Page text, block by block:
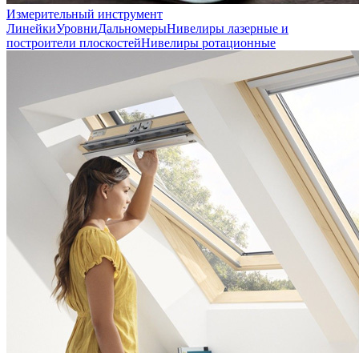
Измерительный инструмент
ЛинейкиУровниДальномерыНивелиры лазерные и
построители плоскостейНивелиры ротационные